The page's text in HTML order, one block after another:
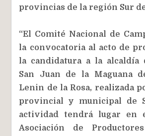
provincias de la región Sur
“El Comité Nacional de
la convocatoria al acto de
la candidatura a la alcaldía
San Juan de la Maguana
Lenin de la Rosa, realizada
provincial y municipal de
actividad tendrá lugar en
Asociación de